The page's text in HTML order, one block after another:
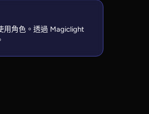
用角色。透過 Magiclight